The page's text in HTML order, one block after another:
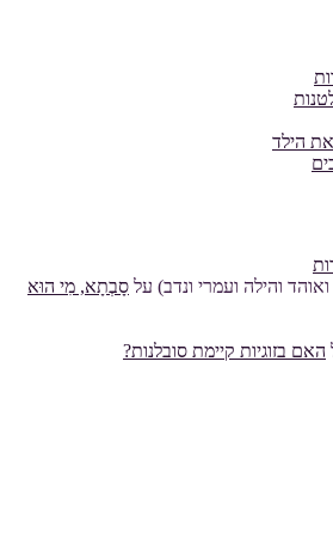
הילד
והילה ועמרי ונדב) על סָבְתָא, מִי הוּא
האם בזוגיות קיימת סובלנות?